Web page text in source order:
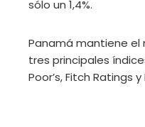
sólo un 1,4%.
Panamá mantiene el
tres principales
Poor’s, Fitch Ratings y